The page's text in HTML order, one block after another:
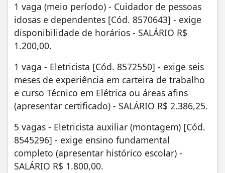
1 vaga (meio período) - Cuidador de pessoas
idosas e dependentes [Cód. 8570643] - exige
disponibilidade de horários - SALÁRIO R$
1.200,00.
1 vaga - Eletricista [Cód. 8572550] - exige seis
meses de experiência em carteira de trabalho
e curso Técnico em Elétrica ou áreas afins
(apresentar certificado) - SALÁRIO R$ 2.386,25.
5 vagas - Eletricista auxiliar (montagem) [Cód.
8545296] - exige ensino fundamental
completo (apresentar histórico escolar) -
SALÁRIO R$ 1.800,00.